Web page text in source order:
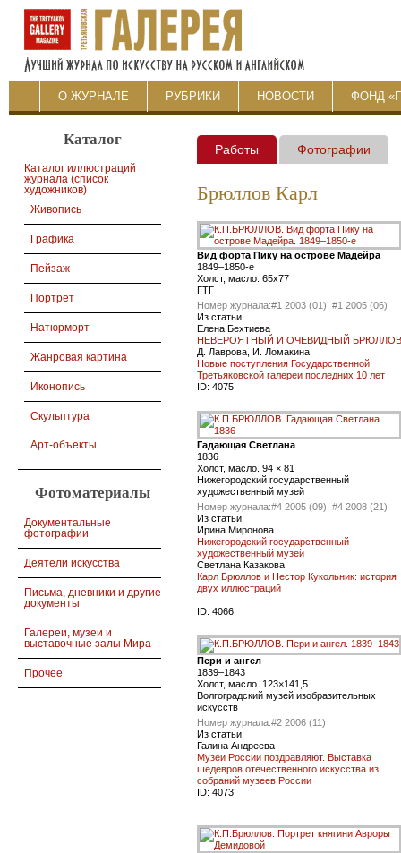
О ЖУРНАЛЕ РУБРИКИ НОВОСТИ ФОНД
Каталог
Каталог иллюстраций
журнала (список
художников)
Живопись
Графика
Пейзаж
Портрет
Натюрморт
Жанровая картина
Иконопись
Скульптура
Арт-объекты
Фотоматериалы
Документальные
фотографии
Деятели искусства
Письма, дневники и другие
документы
Галереи, музеи и
выставочные залы Мира
Прочее
Работы Фотографии
Брюллов Карл
Вид форта Пику на острове Мадейра
1849–1850-е
Холст, масло. 65х77
ГТГ
Номер журнала:#1 2003 (01), #1 2005 (06)
Из статьи:
Елена Бехтиева
НЕВЕРОЯТНЫЙ И ОЧЕВИДНЫЙ БРЮЛЛОВ
Д. Лаврова, И. Ломакина
Новые поступления Государственной
Третьяковской галереи последних 10 лет
ID: 4075
Гадающая Светлана
1836
Холст, масло. 94 × 81
Нижегородский государственный
художественный музей
Номер журнала:#4 2005 (09), #4 2008 (21)
Из статьи:
Ирина Миронова
Нижегородский государственный
художественный музей
Светлана Казакова
Карл Брюллов и Нестор Кукольник: история
двух иллюстраций
ID: 4066
Пери и ангел
1839–1843
Холст, масло. 123×141,5
Волгоградский музей изобразительных
искусств
Номер журнала:#2 2006 (11)
Из статьи:
Галина Андреева
Музеи России поздравляют. Выставка
шедевров отечественного искусства из
собраний музеев России
ID: 4073